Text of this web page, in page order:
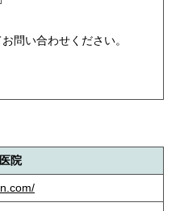
問い合わせください。
院